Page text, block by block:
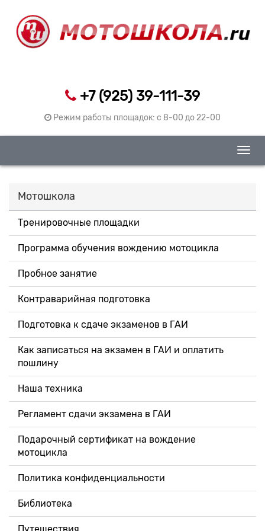
+7 (925) 39-111-39
Режим работы площадок: c 8-00 до 22-00
Мотошкола
Тренировочные площадки
Программа обучения вождению мотоцикла
Пробное занятие
Контраварийная подготовка
Подготовка к сдаче экзаменов в ГАИ
Как записаться на экзамен в ГАИ и оплатить
пошлину
Наша техника
Регламент сдачи экзамена в ГАИ
Подарочный сертификат на вождение
мотоцикла
Политика конфиденциальности
Библиотека